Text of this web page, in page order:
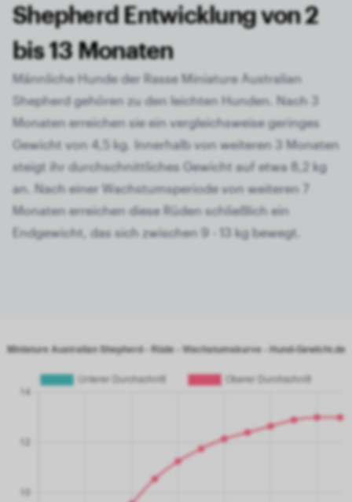
Shepherd Entwicklung von 2
bis 13 Monaten
Männliche Hunde der Rasse Miniature Australian
Shepherd gehören zu den leichten Hunden. Nach 3
Monaten erreichen sie ein vergleichsweise geringes
Gewicht von 4,5 kg. Innerhalb von weiteren 3 Monaten
steigt ihr durchschnittliches Gewicht auf etwa 8,2 kg
an. Nach einer Wachstumsperiode von weiteren 7
Monaten erreichen diese Rüden schließlich ein
Endgewicht, das sich zwischen 9 - 13 kg bewegt.